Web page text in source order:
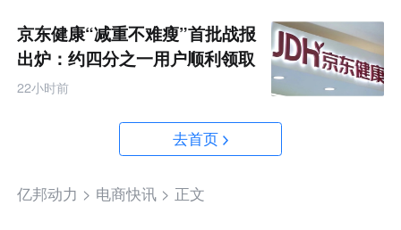
京东健康“减重不难瘦”首批战报
出炉：约四分之一用户顺利领取
200元挑战金
22小时前
去首页
亿邦动力 > 电商快讯 > 正文